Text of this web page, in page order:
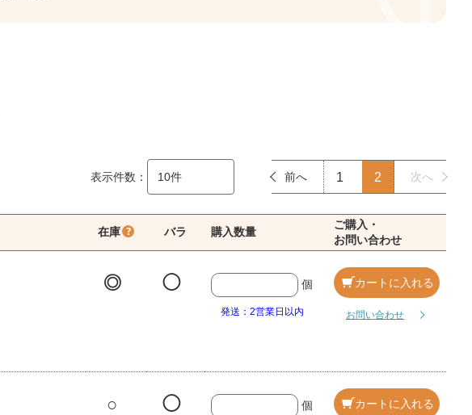
表示件数： 前へ 1 2 次へ
在庫 バラ 購入数量
ご購入・
お問い合わせ
◎ ◯ 個
発送：2営業日以内
カートに入れる
お問い合わせ
○ ◯ 個 カートに入れる